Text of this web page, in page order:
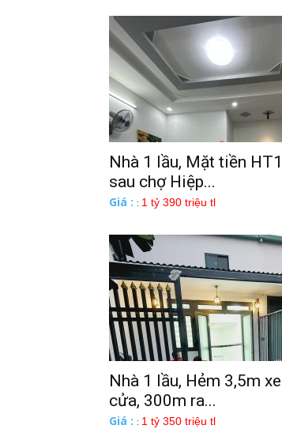
Nhà 1 lầu, Mặt tiền
sau chợ Hiệp...
Giá : : 1 tỷ 390 triệu tl
Nhà 1 lầu, Hẻm 3,5m
cửa, 300m ra...
Giá : : 1 tỷ 350 triệu tl